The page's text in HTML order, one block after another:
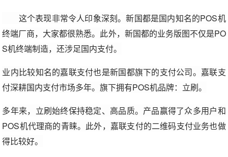
这个表现非常令人印象深刻。新国都是国内知名的POS机
终端厂商，大家都很熟悉。此外，新国都的业务版图不仅是PO
S机终端制造，还涉足国内支付。
业内比较知名的嘉联支付也是新国都旗下的支付公司。嘉联支
付深耕国内支付市场多年。旗下拥有POS机品牌：立刷。
多年来，立刷始终保持稳定、高品质。产品赢得了众多用户和
POS机代理商的青睐。此外，嘉联支付的二维码支付业务也做
得比较好。